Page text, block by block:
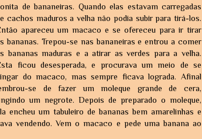
de bananeiras. Quando elas estavam carregadas
cachos maduros a velha não podia subir para tirá-los.
apareceu um macaco e se ofereceu para ir tirar
bananas. Trepou-se nas bananeiras e entrou a comer
bananas maduras e a atirar as verdes para a velha.
ficou desesperada, e procurava um meio de se
do macaco, mas sempre ficava lograda. Afinal
se de fazer um moleque grande de cera,
um negrote. Depois de preparado o moleque,
encheu um tabuleiro de bananas bem amarelinhas e
vendendo. Vem o macaco e pede uma banana ao